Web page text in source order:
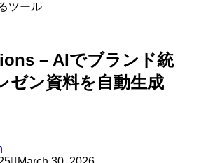
ツール
– AIでブランド統
ゼン資料を自動生成